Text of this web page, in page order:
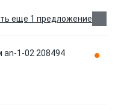
еще 1 предложение
an-1-02 208494